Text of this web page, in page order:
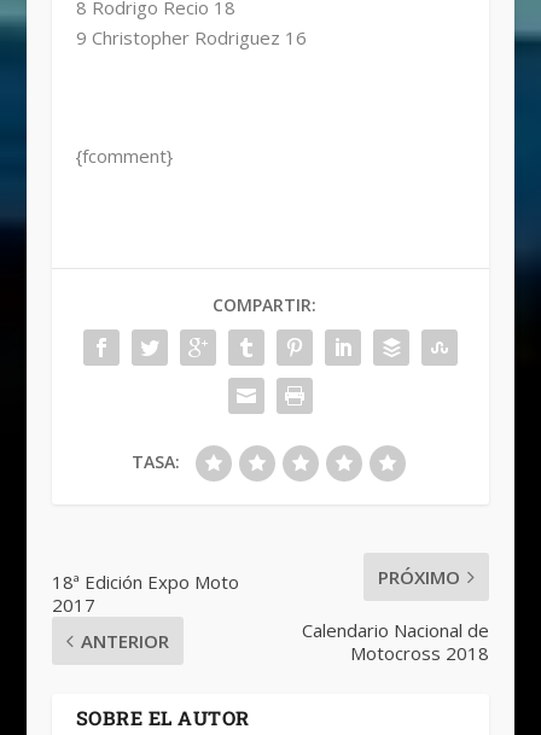
8 Rodrigo Recio 18
9 Christopher Rodriguez 16
{fcomment}
COMPARTIR:
TASA:
18ª Edición Expo Moto
2017
ANTERIOR
PRÓXIMO
Calendario Nacional de
Motocross 2018
SOBRE EL AUTOR